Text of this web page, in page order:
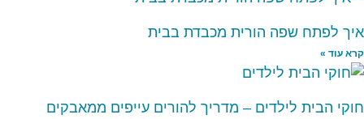
איך לפתח שפה הורית מכבדת בבית
קרא עוד »
חוקי הבית לילדים – מדריך להורים עייפים ממאבקים